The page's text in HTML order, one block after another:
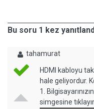
Bu soru 1 kez
tahamurat
HDMI kabloyu
hale geliyordur.
1.
simgesine